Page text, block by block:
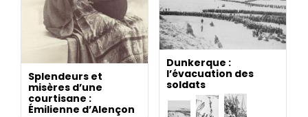
Splendeurs et
misères d’une
courtisane :
Émilienne d’Alençon
Dunkerque :
l’évacuation des
soldats